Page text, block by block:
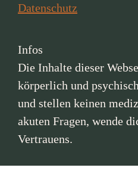
Datenschutz
Infos
Die Inhalte dieser
körperlich und
und stellen keinen
akuten Fragen, wende
Vertrauens.